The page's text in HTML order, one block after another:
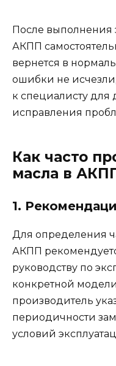
После выполнения
АКПП
вернется в
ошибки не
к специалисту для
исправления
Как часто
масла в
1.
Для определения
АКПП
руководству по
конкретной
производитель
периодичности
условий